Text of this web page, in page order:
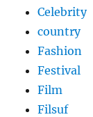
Celebrity
country
Fashion
Festival
Film
Filsuf